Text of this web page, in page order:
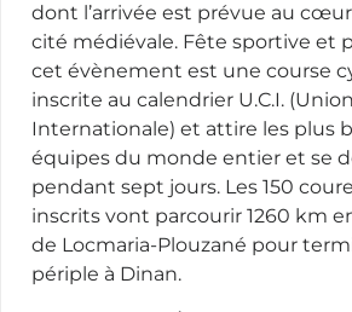
dont l’arrivée est prévue au
cité médiévale. Fête sportive et
cet évènement est une course
inscrite au calendrier U.C.I.
Internationale) et attire les plus
équipes du monde entier et se
pendant sept jours. Les 150
inscrits vont parcourir 1260 km
de Locmaria-Plouzané pour
périple à Dinan.